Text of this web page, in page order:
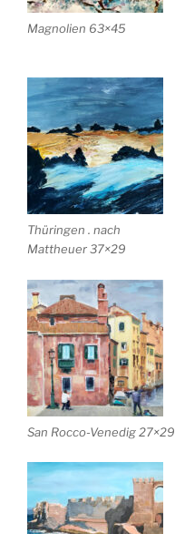
Magnolien 63×45
Thüringen . nach
Mattheuer 37×29
San Rocco-Venedig 27×29